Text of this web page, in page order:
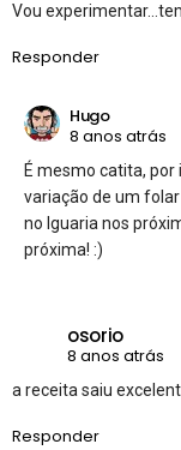
Vou
Responder
Hugo
8 anos atrás
É mesmo catita,
variação de um
no Iguaria nos
próxima! :)
osorio
8 anos atrás
a receita saiu
Responder